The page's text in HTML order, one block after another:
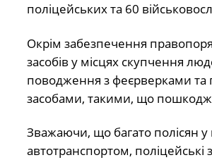
поліцейських та 60
Окрім забезпечення
засобів у місцях скупчення
поводження з феєрверками та
засобами, такими, що
Зважаючи, що багато полісян
автотранспортом, поліцейські